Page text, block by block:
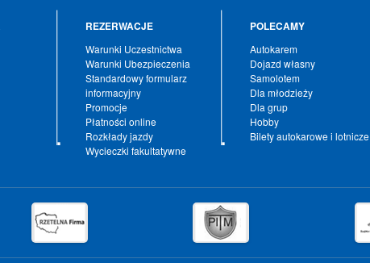
REZERWACJE
Warunki Uczestnictwa
Warunki Ubezpieczenia
Standardowy formularz
informacyjny
Promocje
Płatności online
Rozkłady jazdy
Wycieczki fakultatywne
POLECAMY
Autokarem
Dojazd własny
Samolotem
Dla młodzieży
Dla grup
Hobby
Bilety autokarowe i lotnicze